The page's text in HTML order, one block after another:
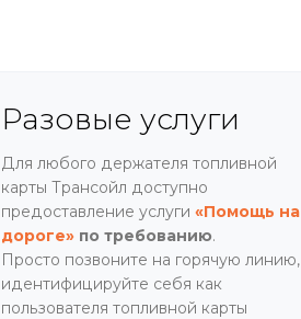
Разовые услуги
Для любого держателя топливной
карты Трансойл доступно
предоставление услуги «Помощь на
дороге» по требованию.
Просто позвоните на горячую линию,
идентифицируйте себя как
пользователя топливной карты